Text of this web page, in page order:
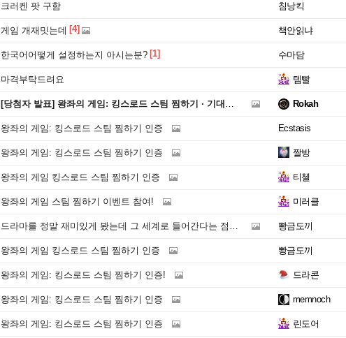
크러켄 팟 구함 침낭킥
게임 개재밋는데 [4] 책안읽냐
한국어어떻게 설정하는지 아시는분? [1] 수마담
마격부탁드려요 템빨
[당첨자 발표] 왕좌의 게임: 킹스로드 스팀 찜하기 · 기대평 댓글 이벤트 당첨자 안내 Rokah
왕좌의 게임: 킹스로드 스팀 찜하기 인증 Ecstasis
왕좌의 게임: 킹스로드 스팀 찜하기 인증 짤방
왕좌의 게임 킹스로드 스팀 찜하기 인증 티첼
왕좌의 게임 스팀 찜하기 이벤트 참여! 미러클
드라마를 정말 재미있게 봤는데 그 세계로 들어간다는 점이 기대됨 뽱금도끼
왕좌의 게임 킹스로드 스팀 찜하기 인증 뽱금도끼
왕좌의 게임: 킹스로드 스팀 찜하기 인증! 드라콘
왕좌의 게임: 킹스로드 스팀 찜하기 인증 memnoch
왕좌의 게임: 킹스로드 스팀 찜하기 인증 린도어